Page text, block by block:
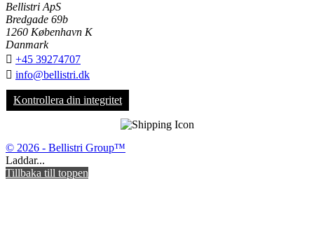
Bellistri ApS
Bredgade 69b
1260 København K
Danmark
 +45 39274707
 info@bellistri.dk
Kontrollera din integritet
© 2026 - Bellistri Group™
Laddar...
Tillbaka till toppen